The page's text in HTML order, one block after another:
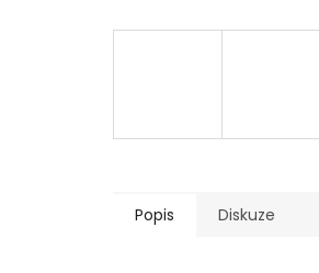
Popis Diskuze